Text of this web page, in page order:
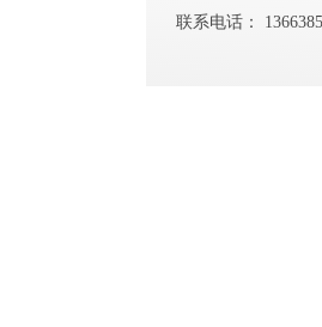
联系电话：